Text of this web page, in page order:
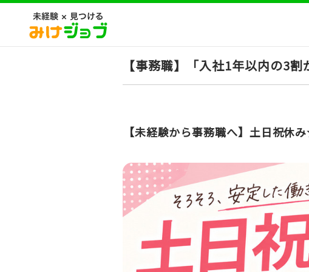
【事務職】「入社1年以内の3
【未経験から事務職へ】土日祝休